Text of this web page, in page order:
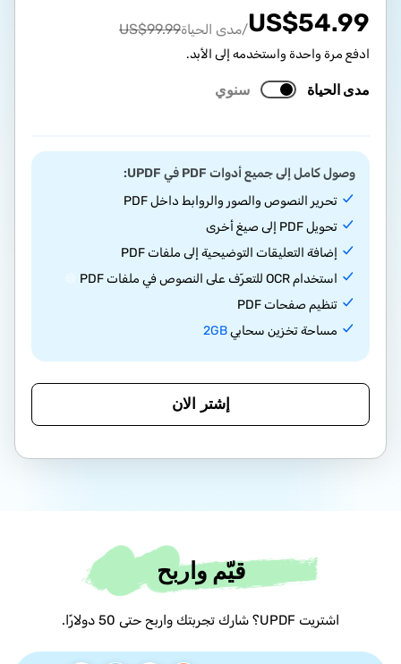
US$54.99 /مدى الحياة US$99.99
ادفع مرة واحدة واستخدمه إلى الأبد.
سنوي مدى الحياة
وصول كامل إلى جميع أدوات PDF في UPDF:
تحرير النصوص والصور والروابط داخل PDF
تحويل PDF إلى صيغ أخرى
إضافة التعليقات التوضيحية إلى ملفات PDF
استخدام OCR للتعرّف على النصوص في ملفات PDF
تنظيم صفحات PDF
مساحة تخزين سحابي2GB
إشتر الان
قيّم واربح
اشتريت UPDF؟ شارك تجربتك واربح حتى 50 دولارًا.